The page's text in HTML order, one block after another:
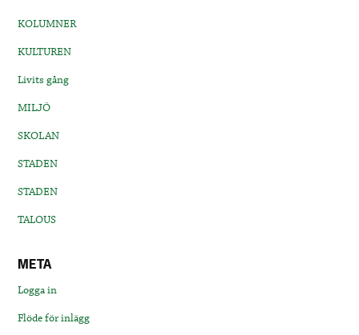
KOLUMNER
KULTUREN
Livits gång
MILJÖ
SKOLAN
STADEN
STADEN
TALOUS
META
Logga in
Flöde för inlägg